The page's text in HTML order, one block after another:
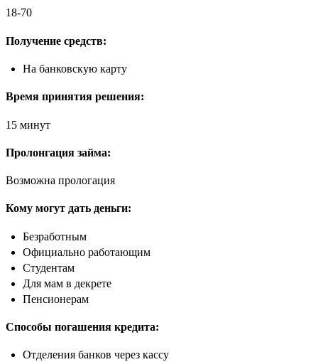
18-70
Получение средств:
На банковскую карту
Время принятия решения:
15 минут
Пролонгация займа:
Возможна прологация
Кому могут дать деньги:
Безработным
Официально работающим
Студентам
Для мам в декрете
Пенсионерам
Способы погашения кредита:
Отделения банков через кассу